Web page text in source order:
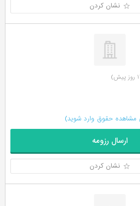
نشان کردن
مشاهده حقوق وارد شوید)
ارسال رزومه
نشان کردن